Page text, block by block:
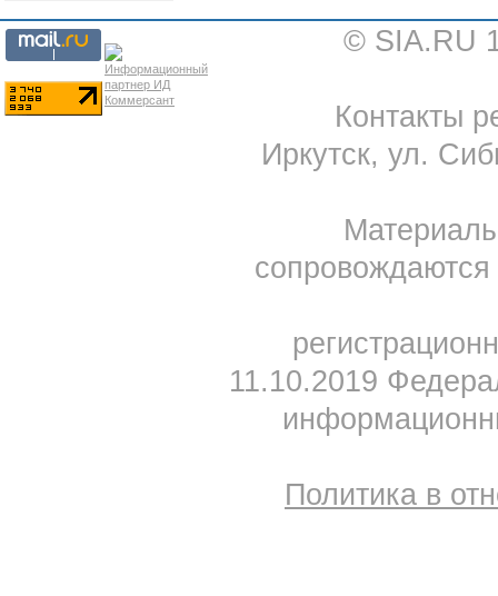
© SIA.RU
Контакты
Иркутск, ул.
11.10.2019
Политика в